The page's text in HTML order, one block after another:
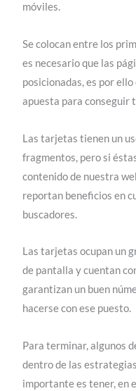
móviles.
Se colocan entre los
es necesario que las
posicionadas, es por
apuesta para conseguir
Las tarjetas tienen un
fragmentos, pero si
contenido de nuestra
reportan beneficios en
buscadores.
Las tarjetas ocupan un
de pantalla y cuentan
garantizan un buen
hacerse con ese puesto.
Para terminar, algunos
dentro de las
importante es tener, en